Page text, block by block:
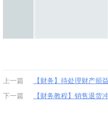
上一篇
【财务】待处理财产损
下一篇
【财务教程】销售退货